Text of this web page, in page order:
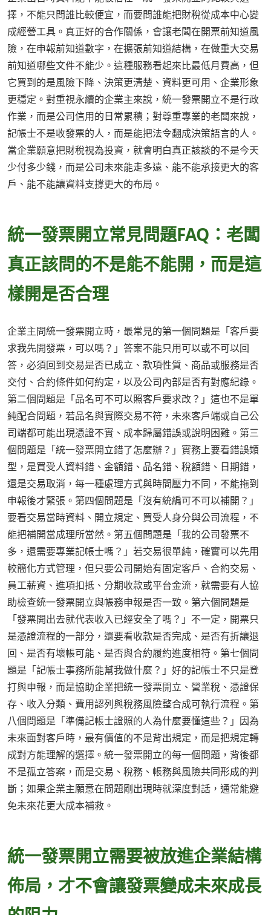
擇，不能只問誰比較便宜，而要問誰能把財稅從成本中心變
成經營工具。真正好的合作關係，會讓老闆在開票前知道風
險，在申報前知道數字，在擴張前知道結構，在做重大交易
前知道哪些文件不能少。這種服務看起來比最低月費高，但
它買到的是風險下降、決策更清楚、資料更可用、企業形象
更穩定。對重視永續的企業主來說，統一發票開立不是行政
作業，而是公司信用的日常累積；對尊重專業的老闆來說，
記帳士不是收發票的人，而是能把法令翻成決策語言的人。
當企業願意把財稅視為投資，就會明白真正該談的不是今天
少付多少錢，而是公司未來能走多遠、能不能承接更大的客
戶、能不能讓資料支撐更大的布局。
統一發票開立常見問題FAQ：老闆
真正該問的不是能不能開，而是這
樣開是否合理
企業主問統一發票開立時，最常見的第一個問題是「客戶要
求我先開發票，可以嗎？」答案不能只用可以或不可以回
答，必須回到交易是否已成立、款項性質、商品或服務是否
交付、合約條件如何約定，以及公司內部是否有對應紀錄。
第二個問題是「品名可不可以照客戶要求改？」這也不是單
純配合問題，若品名與實際交易不符，未來客戶端或自己公
司端都可能出現憑證不實、成本歸屬錯誤或說明困難。第三
個問題是「統一發票開立錯了怎麼辦？」實務上要看錯誤類
型，是買受人資料錯、金額錯、品名錯、稅額錯、日期錯，
還是交易取消，每一種處理方式與時間壓力不同，不能拖到
申報後才緊張。第四個問題是「沒有統編可不可以補開？」
要看交易當時資料、開立規定、買受人身分與公司流程，不
能把補開當成理所當然。第五個問題是「我的公司發票不
多，還需要專業記帳士嗎？」若交易很單純，確實可以先用
較簡化方式管理，但只要公司開始有固定客戶、合約交易、
員工薪資、進項扣抵、分期收款或平台金流，就需要有人協
助檢查統一發票開立與帳務申報是否一致。第六個問題是
「發票開出去就代表收入已經安全了嗎？」不一定，開票只
是憑證流程的一部分，還要看收款是否完成、是否有折讓退
回、是否有壞帳可能、是否與合約履約進度相符。第七個問
題是「記帳士事務所能幫我做什麼？」好的記帳士不只是登
打與申報，而是協助企業把統一發票開立、營業稅、憑證保
存、收入分類、費用認列與稅務風險整合成可執行流程。第
八個問題是「準備記帳士證照的人為什麼要懂這些？」因為
未來面對客戶時，最有價值的不是背出規定，而是把規定轉
成對方能理解的選擇。統一發票開立的每一個問題，背後都
不是孤立答案，而是交易、稅務、帳務與風險共同形成的判
斷；如果企業主願意在問題剛出現時就深度對話，通常能避
免未來花更大成本補救。
統一發票開立需要被放進企業結構
佈局，才不會讓發票變成未來成長